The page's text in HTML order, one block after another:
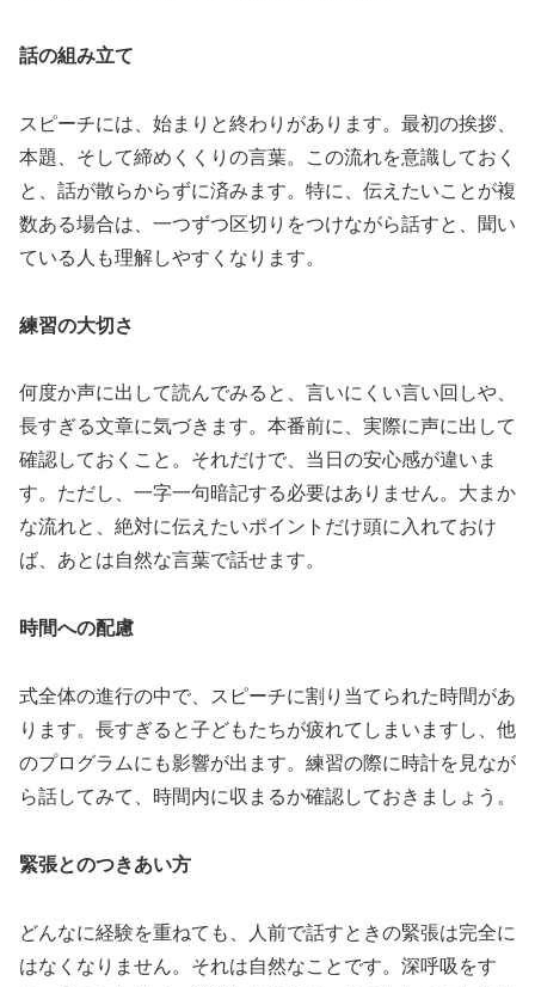
話の組み立て
スピーチには、始まりと終わりがあります。最初の挨拶、
本題、そして締めくくりの言葉。この流れを意識しておく
と、話が散らからずに済みます。特に、伝えたいことが複
数ある場合は、一つずつ区切りをつけながら話すと、聞い
ている人も理解しやすくなります。
練習の大切さ
何度か声に出して読んでみると、言いにくい言い回しや、
長すぎる文章に気づきます。本番前に、実際に声に出して
確認しておくこと。それだけで、当日の安心感が違いま
す。ただし、一字一句暗記する必要はありません。大まか
な流れと、絶対に伝えたいポイントだけ頭に入れておけ
ば、あとは自然な言葉で話せます。
時間への配慮
式全体の進行の中で、スピーチに割り当てられた時間があ
ります。長すぎると子どもたちが疲れてしまいますし、他
のプログラムにも影響が出ます。練習の際に時計を見なが
ら話してみて、時間内に収まるか確認しておきましょう。
緊張とのつきあい方
どんなに経験を重ねても、人前で話すときの緊張は完全に
はなくなりません。それは自然なことです。深呼吸をす